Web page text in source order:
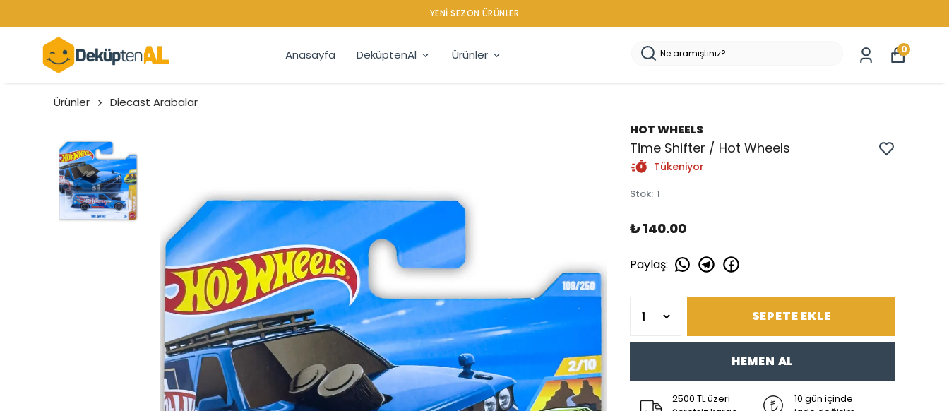
YENI SEZON ÜRÜNLER
Anasayfa DeküptenAl Ürünler 0
Ürünler Diecast Arabalar
HOT WHEELS
Time Shifter / Hot Wheels
Tükeniyor
Stok: 1
₺ 140.00
Paylaş:
SEPETE EKLE
HEMEN AL
2500 TL üzeri
10 gün içinde